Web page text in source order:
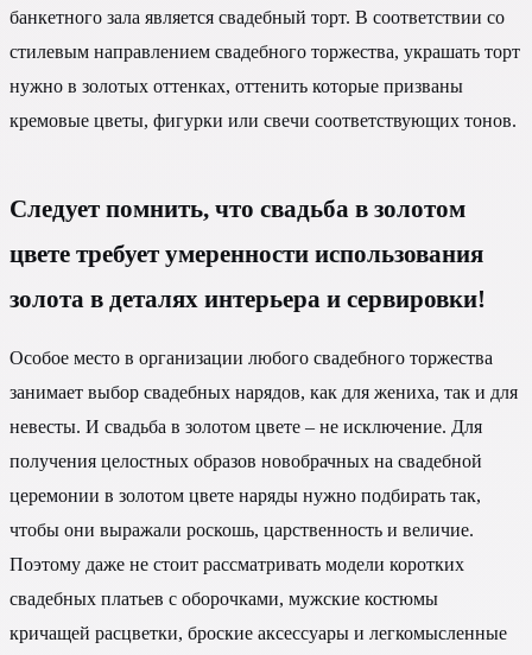
банкетного зала является свадебный торт. В соответствии со
стилевым направлением свадебного торжества, украшать торт
нужно в золотых оттенках, оттенить которые призваны
кремовые цветы, фигурки или свечи соответствующих тонов.
Следует помнить, что свадьба в золотом
цвете требует умеренности использования
золота в деталях интерьера и сервировки!
Особое место в организации любого свадебного торжества
занимает выбор свадебных нарядов, как для жениха, так и для
невесты. И свадьба в золотом цвете – не исключение. Для
получения целостных образов новобрачных на свадебной
церемонии в золотом цвете наряды нужно подбирать так,
чтобы они выражали роскошь, царственность и величие.
Поэтому даже не стоит рассматривать модели коротких
свадебных платьев с оборочками, мужские костюмы
кричащей расцветки, броские аксессуары и легкомысленные